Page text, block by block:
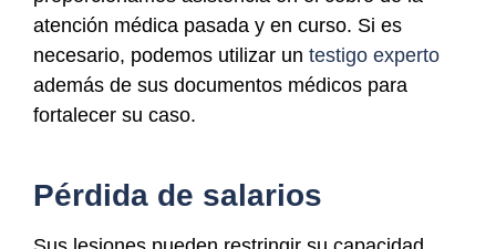
atención médica pasada y en curso. Si es
necesario, podemos utilizar un testigo experto
además de sus documentos médicos para
fortalecer su caso.
Pérdida de salarios